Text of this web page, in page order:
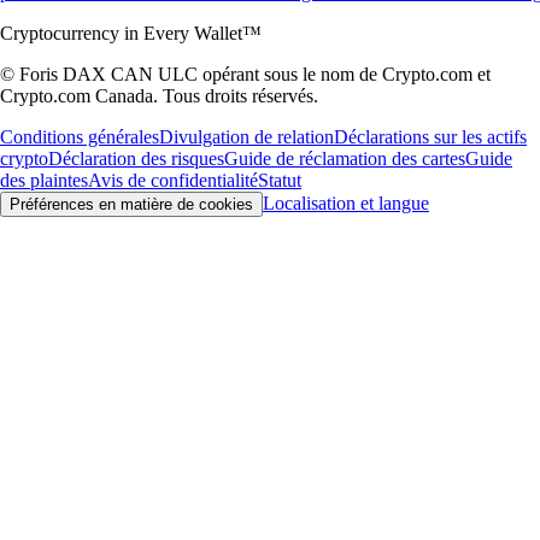
Cryptocurrency in Every Wallet™
© Foris DAX CAN ULC opérant sous le nom de Crypto.com et
Crypto.com Canada. Tous droits réservés.
Conditions généralesDivulgation de relationDéclarations sur les actifs
cryptoDéclaration des risquesGuide de réclamation des cartesGuide
des plaintesAvis de confidentialitéStatut
Préférences en matière de cookies Localisation et langue